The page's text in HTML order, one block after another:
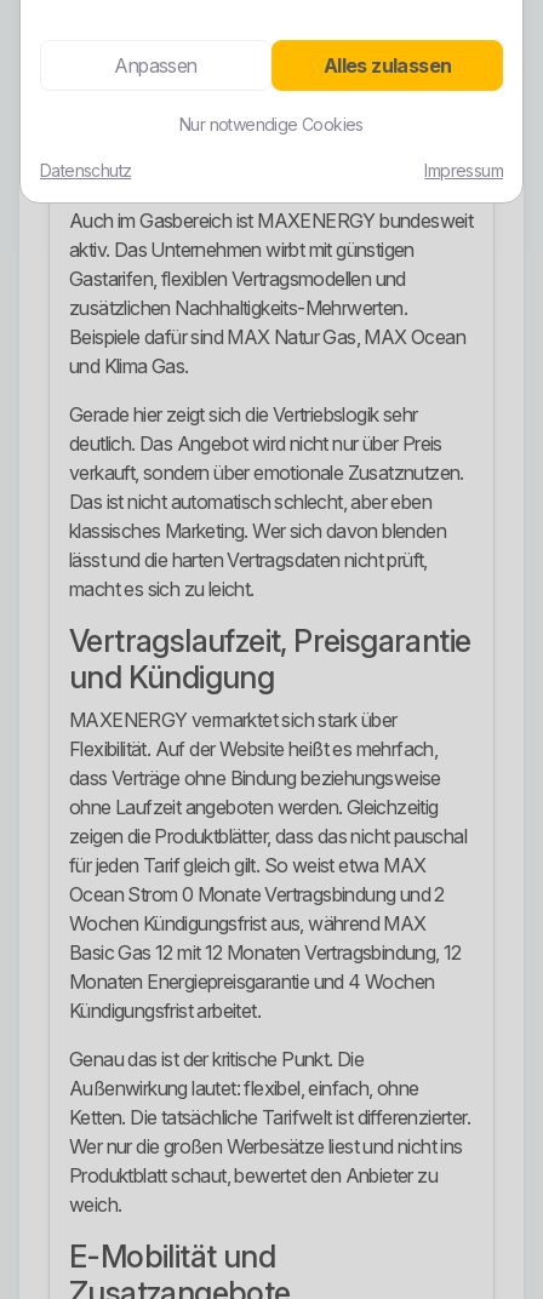
identisch mit dem reinen Ökostrom-Produkt ist.
Wer also pauschal alles unter MAXENERGY als
durchgehend gleich grün bewertet, arbeitet
Gas und Tariflogik
Auch im Gasbereich ist MAXENERGY bundesweit
aktiv. Das Unternehmen wirbt mit günstigen
Gastarifen, flexiblen Vertragsmodellen und
zusätzlichen Nachhaltigkeits-Mehrwerten.
Beispiele dafür sind MAX Natur Gas, MAX Ocean
und Klima Gas.
Gerade hier zeigt sich die Vertriebslogik sehr
deutlich. Das Angebot wird nicht nur über Preis
verkauft, sondern über emotionale Zusatznutzen.
Das ist nicht automatisch schlecht, aber eben
klassisches Marketing. Wer sich davon blenden
lässt und die harten Vertragsdaten nicht prüft,
macht es sich zu leicht.
Vertragslaufzeit, Preisgarantie
und Kündigung
MAXENERGY vermarktet sich stark über
Flexibilität. Auf der Website heißt es mehrfach,
dass Verträge ohne Bindung beziehungsweise
ohne Laufzeit angeboten werden. Gleichzeitig
zeigen die Produktblätter, dass das nicht pauschal
für jeden Tarif gleich gilt. So weist etwa MAX
Ocean Strom 0 Monate Vertragsbindung und 2
Wochen Kündigungsfrist aus, während MAX
Basic Gas 12 mit 12 Monaten Vertragsbindung, 12
Monaten Energiepreisgarantie und 4 Wochen
Kündigungsfrist arbeitet.
Genau das ist der kritische Punkt. Die
Außenwirkung lautet: flexibel, einfach, ohne
Ketten. Die tatsächliche Tarifwelt ist differenzierter.
Wer nur die großen Werbesätze liest und nicht ins
Produktblatt schaut, bewertet den Anbieter zu
weich.
E-Mobilität und
Anpassen Alles zulassen
Nur notwendige Cookies
Datenschutz Impressum